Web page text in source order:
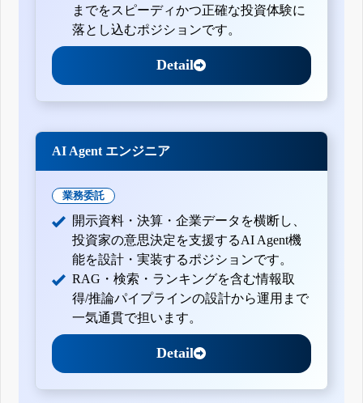
までをスピーディかつ正確な投資体験に
落とし込むポジションです。
Detail
AI Agent エンジニア
業務委託
開示資料・決算・企業データを横断し、
投資家の意思決定を支援するAI Agent機
能を設計・実装するポジションです。
RAG・検索・ランキングを含む情報取
得/推論パイプラインの設計から運用まで
一気通貫で担います。
Detail